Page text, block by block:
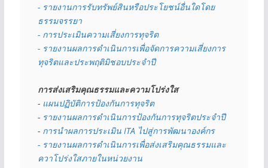
- รายงานการรับทรัพย์สินหรือประโยชน์อื่นใดโดย
ธรรมจรรยา
- การประเมินความเสี่ยงการทุจริต
- รายงานผลการดำเนินการเพื่อจัดการความเสี่ยงการ
ทุจริตและประพฤติมิชอบประจำปี
การส่งเสริมคุณธรรมและความโปร่งใส
- แผนปฏิบัติการป้องกันการทุจริต
- รายงานผลการดำเนินการป้องกันการทุจริตประจำปี
- การนำผลการประเมิน ITA ไปสู่การพัฒนาองค์กร
- รายงานผลการดำเนินการเพื่อส่งเสริมคุณธรรมและ
ควาโปร่งใสภายในหน่วยงาน